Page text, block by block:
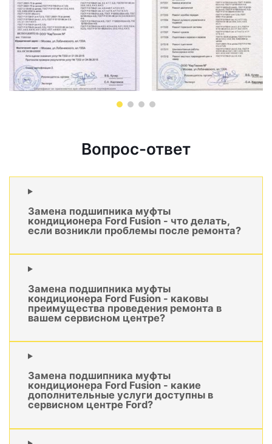
Вопрос-ответ
Замена подшипника муфты
кондиционера Ford Fusion - что делать,
если возникли проблемы после ремонта?
Замена подшипника муфты
кондиционера Ford Fusion - каковы
преимущества проведения ремонта в
вашем сервисном центре?
Замена подшипника муфты
кондиционера Ford Fusion - какие
дополнительные услуги доступны в
сервисном центре Ford?